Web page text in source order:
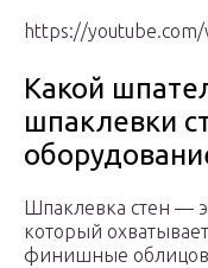
https://youtube.com/
Какой
шпаклевки
Шпаклевка стен —
который
финишные